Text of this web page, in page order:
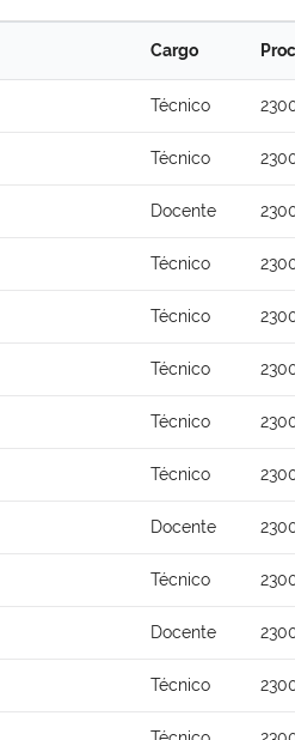
Cargo
Técnico
Técnico
Docente
Técnico
Técnico
Técnico
Técnico
Técnico
Docente
Técnico
Docente
Técnico